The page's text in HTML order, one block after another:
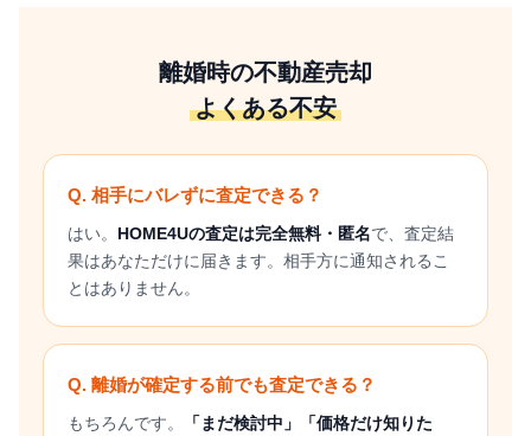
離婚時の不動産売却
よくある不安
Q. 相手にバレずに査定できる？
はい。 HOME4Uの査定は完全無料・匿名で、査定結
果はあなただけに届きます。相手方に通知されるこ
とはありません。
Q. 離婚が確定する前でも査定できる？
もちろんです。
「まだ検討中」「価格だけ知りた